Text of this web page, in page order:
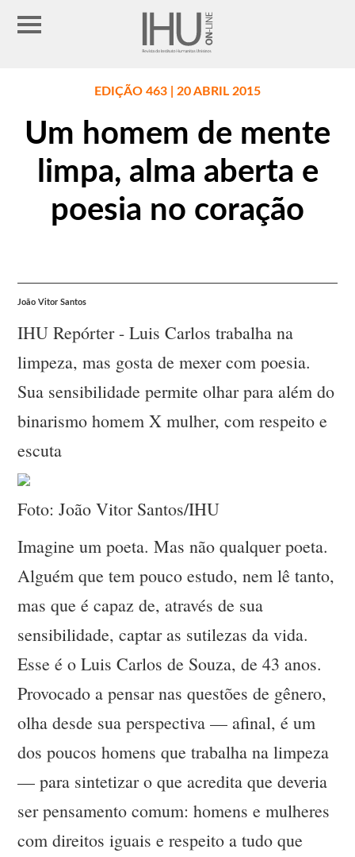
EDIÇÃO 463 | 20 ABRIL 2015
Um homem de mente
limpa, alma aberta e
poesia no coração
João Vitor Santos
IHU Repórter - Luis Carlos trabalha na
limpeza, mas gosta de mexer com poesia.
Sua sensibilidade permite olhar para além do
binarismo homem X mulher, com respeito e
escuta
Foto: João Vitor Santos/IHU
Imagine um poeta. Mas não qualquer poeta.
Alguém que tem pouco estudo, nem lê tanto,
mas que é capaz de, através de sua
sensibilidade, captar as sutilezas da vida.
Esse é o Luis Carlos de Souza, de 43 anos.
Provocado a pensar nas questões de gênero,
olha desde sua perspectiva — afinal, é um
dos poucos homens que trabalha na limpeza
— para sintetizar o que acredita que deveria
ser pensamento comum: homens e mulheres
com direitos iguais e respeito a tudo que